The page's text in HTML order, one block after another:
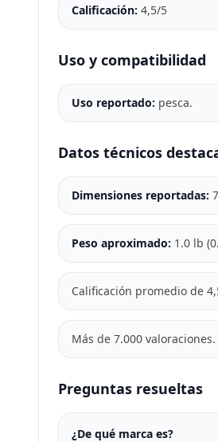
Calificación: 4,5/5
Uso y compatibilidad
Uso reportado: pesca.
Datos técnicos
Dimensiones reportadas:
Peso aproximado: 1.0 lb
Calificación promedio de
Más de 7.000 valoraciones.
Preguntas resueltas
¿De qué marca es?